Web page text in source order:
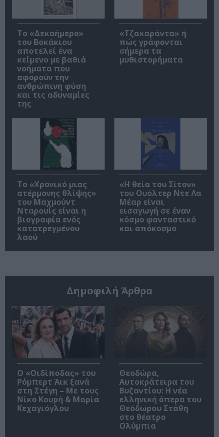
Το «Δεκαήμερο»
του Βοκάκιου
αποτελεί ένα
κείμενο με βαθιά
νοήματα που
αφορούν την
ανθρώπινη φύση
και τις αδυναμίες
της
«Τζακαράντα» ή
πώς γράφονται
σήμερα τα
μυθιστορήματα
Το «Χρονικό μιας
ατέρμονης θλίψης»
του Μαχμούντ
Νταρουίς είναι η
βιογραφία ενός
κατατρεγμένου
λαού
«Η θεία του Σίτον»
του Ουόλτερ Ντε Λα
Μέαρ είναι
εισαγωγή σε έναν
κόσμο φανταστικό
και απόκοσμο
Δημοφιλή Άρθρα
O «Οιδίποδας» του
Ρόμπερτ Άικ ξανά
στη Στέγη – Με τους
Νίκο Κουρή & Μαρία
Κεχαγιόγλου
Θεοδώρα,
Αυτοκράτειρα του
Βυζαντίου: Η νέα
ελληνική όπερα του
Θεόδωρου Στάθη
στο θέατρο
Ολύμπια